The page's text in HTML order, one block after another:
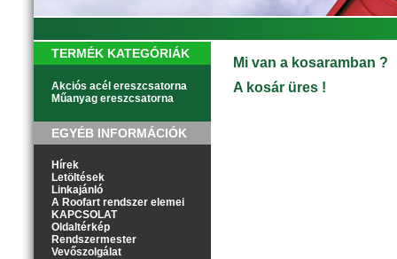
TERMÉK KATEGÓRIÁK
Akciós acél ereszcsatorna
Műanyag ereszcsatorna
EGYÉB INFORMÁCIÓK
Hírek
Letöltések
Linkajánló
A Roofart rendszer elemei
KAPCSOLAT
Oldaltérkép
Rendszermester
Vevőszolgálat
Mi van a kosaramban ?
A kosár üres !